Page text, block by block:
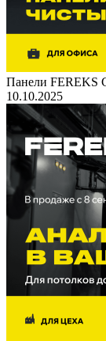
Панели FEREKS
10.10.2025